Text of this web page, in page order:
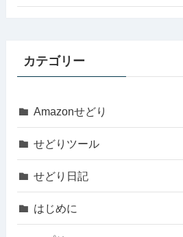
カテゴリー
Amazonせどり
せどりツール
せどり日記
はじめに